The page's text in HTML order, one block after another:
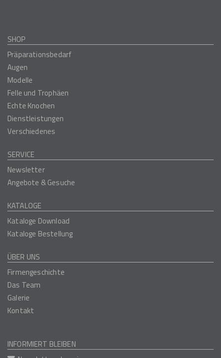
SHOP
Präparationsbedarf
Augen
Modelle
Felle und Trophäen
Echte Knochen
Dienstleistungen
Verschiedenes
SERVICE
Newsletter
Angebote & Gesuche
KATALOGE
Kataloge Download
Kataloge Bestellung
ÜBER UNS
Firmengeschichte
Das Team
Galerie
Kontakt
INFORMIERT BLEIBEN